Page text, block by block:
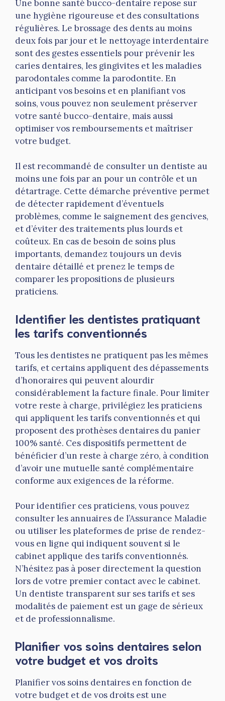
Une bonne santé bucco-dentaire repose sur
une hygiène rigoureuse et des consultations
régulières. Le brossage des dents au moins
deux fois par jour et le nettoyage interdentaire
sont des gestes essentiels pour prévenir les
caries dentaires, les gingivites et les maladies
parodontales comme la parodontite. En
anticipant vos besoins et en planifiant vos
soins, vous pouvez non seulement préserver
votre santé bucco-dentaire, mais aussi
optimiser vos remboursements et maîtriser
votre budget.
Il est recommandé de consulter un dentiste au
moins une fois par an pour un contrôle et un
détartrage. Cette démarche préventive permet
de détecter rapidement d’éventuels
problèmes, comme le saignement des gencives,
et d’éviter des traitements plus lourds et
coûteux. En cas de besoin de soins plus
importants, demandez toujours un devis
dentaire détaillé et prenez le temps de
comparer les propositions de plusieurs
praticiens.
Identifier les dentistes pratiquant
les tarifs conventionnés
Tous les dentistes ne pratiquent pas les mêmes
tarifs, et certains appliquent des dépassements
d’honoraires qui peuvent alourdir
considérablement la facture finale. Pour limiter
votre reste à charge, privilégiez les praticiens
qui appliquent les tarifs conventionnés et qui
proposent des prothèses dentaires du panier
100% santé. Ces dispositifs permettent de
bénéficier d’un reste à charge zéro, à condition
d’avoir une mutuelle santé complémentaire
conforme aux exigences de la réforme.
Pour identifier ces praticiens, vous pouvez
consulter les annuaires de l’Assurance Maladie
ou utiliser les plateformes de prise de rendez-
vous en ligne qui indiquent souvent si le
cabinet applique des tarifs conventionnés.
N’hésitez pas à poser directement la question
lors de votre premier contact avec le cabinet.
Un dentiste transparent sur ses tarifs et ses
modalités de paiement est un gage de sérieux
et de professionnalisme.
Planifier vos soins dentaires selon
votre budget et vos droits
Planifier vos soins dentaires en fonction de
votre budget et de vos droits est une